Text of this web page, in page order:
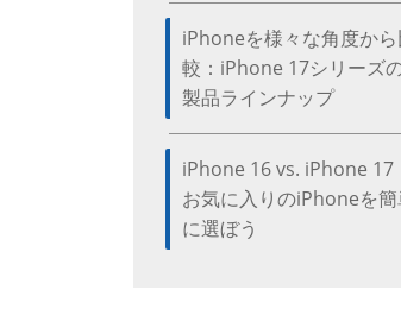
iPhoneを様々な角度から
較：iPhone 17シリーズ
製品ラインナップ
iPhone 16 vs. iPhone 17
お気に入りのiPhoneを
に選ぼう